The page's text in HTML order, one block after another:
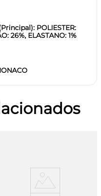
POLIESTER:
26%, ELASTANO: 1%